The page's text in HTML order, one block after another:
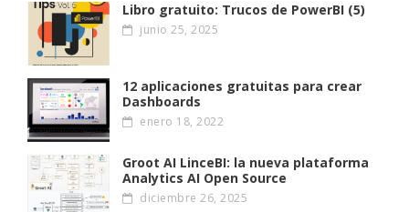
Libro gratuito: Trucos de PowerBI (5)
junio 25, 2025
12 aplicaciones gratuitas para crear
Dashboards
enero 18, 2022
Groot AI LinceBI: la nueva plataforma
Analytics AI Open Source
diciembre 26, 2025